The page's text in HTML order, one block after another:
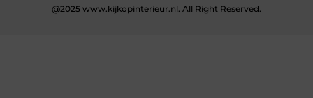
@2025 www.kijkopinterieur.nl. All Right Reserved.